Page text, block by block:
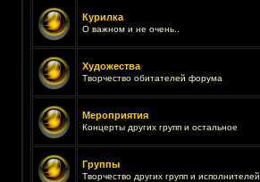
Курилка
О важном и не очень..
Художества
Творчество обитателей форума
Мероприятия
Концерты других групп и остальное
Группы
Творчество других групп и исполнителей